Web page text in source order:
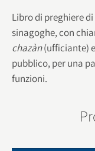
Libro di preghiere di
sinagoghe, con
chazàn(ufficiante)
pubblico, per una
funzioni.